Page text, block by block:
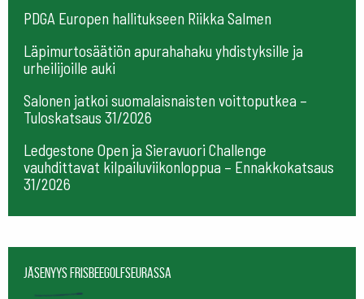
PDGA Europen hallitukseen Riikka Salmen
Läpimurtosäätiön apurahahaku yhdistyksille ja
urheilijoille auki
Salonen jatkoi suomalaisnaisten voittoputkea –
Tuloskatsaus 31/2026
Ledgestone Open ja Sieravuori Challenge
vauhdittavat kilpailuviikonloppua – Ennakkokatsaus
31/2026
Jäsenyys frisbeegolfseurassa